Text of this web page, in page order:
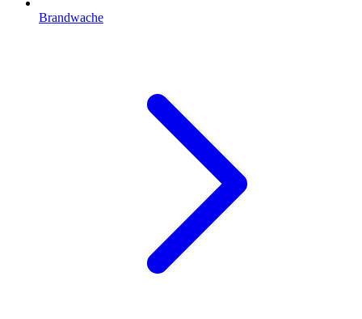
Brandwache